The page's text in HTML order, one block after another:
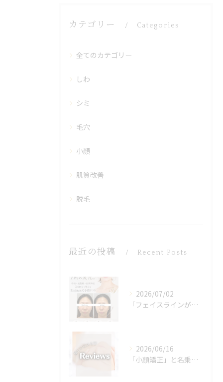
カテゴリー Categories
全てのカテゴリー
しわ
シミ
毛穴
小顔
肌質改善
脱毛
最近の投稿 Recent Posts
2026/07/02
「フェイスラインがぼんやりしてきた」
2026/06/16
「小顔矯正」と名乗り出したので、名前負けしないように結果出し...